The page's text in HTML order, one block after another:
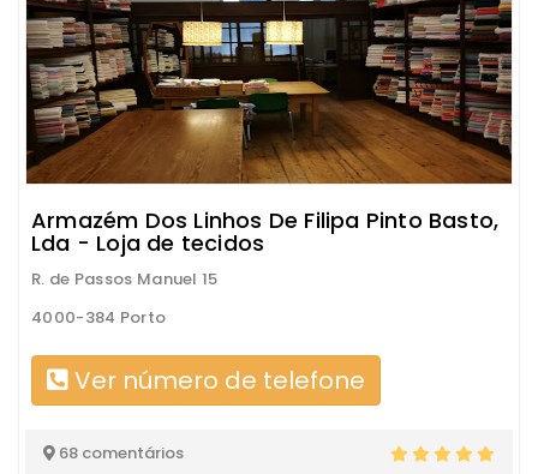
Armazém Dos Linhos De Filipa Pinto Basto,
Lda - Loja de tecidos
R. de Passos Manuel 15
4000-384 Porto
Ver número de telefone
68 comentários